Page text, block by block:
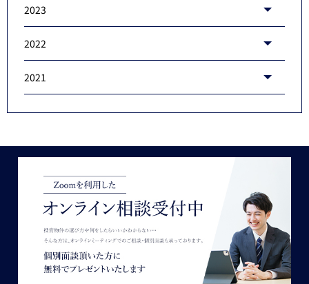
2023
2022
2021